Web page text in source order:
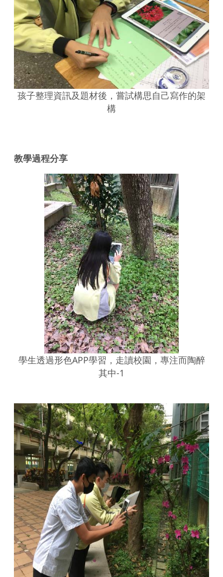
孩子整理資訊及題材後，嘗試構思自己寫作的架
構
教學過程分享
學生透過形色APP學習，走讀校園，專注而陶醉
其中-1